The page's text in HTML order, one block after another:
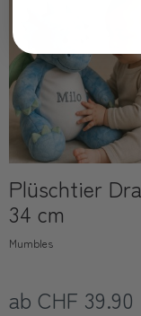
Plüschtier
34 cm
Mumbles
ab CHF 39.90